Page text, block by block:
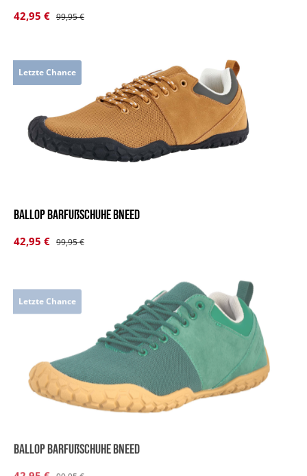
Verkaufspreis:
42,95 € Regulärer Preis:
99,95 €
Letzte Chance
BALLOP Barfußschuhe Bneed
Verkaufspreis:
42,95 € Regulärer Preis:
99,95 €
Letzte Chance
BALLOP Barfußschuhe Bneed
Verkaufspreis:
42,95 € Regulärer Preis:
99,95 €